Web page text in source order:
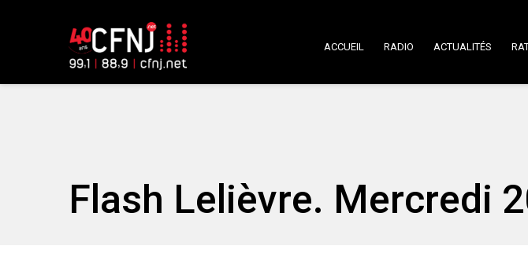
ACCUEIL RADIO ACTUALITÉS
Flash Lelièvre. Mercredi